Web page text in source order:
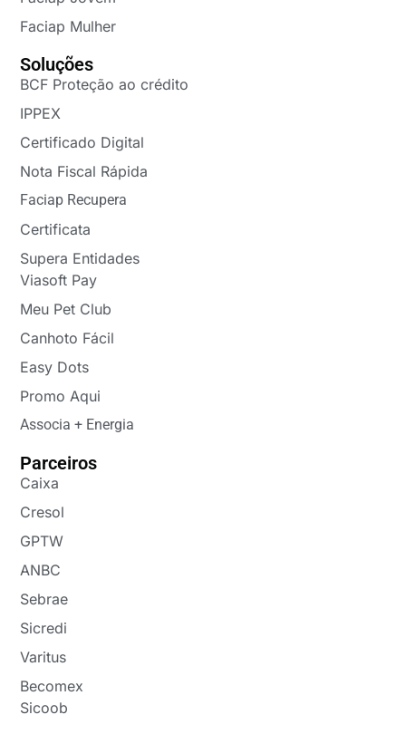
Faciap Mulher
Soluções
BCF Proteção ao crédito
IPPEX
Certificado Digital
Nota Fiscal Rápida
Faciap Recupera
Certificata
Supera Entidades
Viasoft Pay
Meu Pet Club
Canhoto Fácil
Easy Dots
Promo Aqui
Associa + Energia
Parceiros
Caixa
Cresol
GPTW
ANBC
Sebrae
Sicredi
Varitus
Becomex
Sicoob